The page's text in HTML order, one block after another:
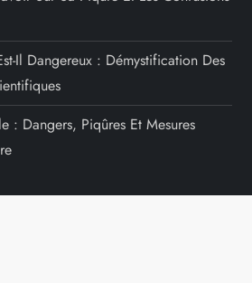
Il Dangereux : Démystification Des
: Dangers, Piqûres Et Mesures